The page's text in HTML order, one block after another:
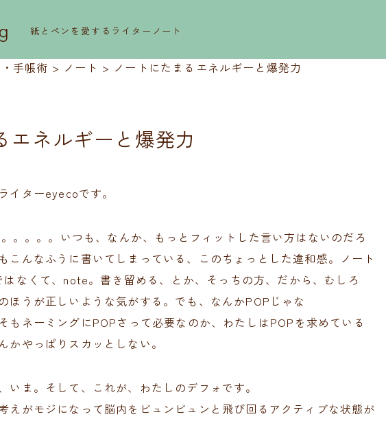
紙とペンを愛するライターノート
手帳術 > ノート > ノートにたまるエネルギーと爆発力
エネルギーと爆発力
イターeyecoです。
。。。。いつも、なんか、もっとフィットした言い方はないのだろ
こんなふうに書いてしまっている、このちょっとした違和感。ノート
なくて、note。書き留める、とか、そっちの方、だから、むしろ
ほうが正しいような気がする。でも、なんかPOPじゃな
もネーミングにPOPさって必要なのか、わたしはPOPを求めている
かやっぱりスカッとしない。
いま。そして、これが、わたしのデフォです。
えがモジになって脳内をビュンビュンと飛び回るアクティブな状態が